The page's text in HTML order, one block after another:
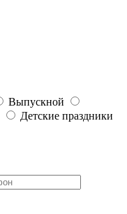
Выпускной
Детские праздники